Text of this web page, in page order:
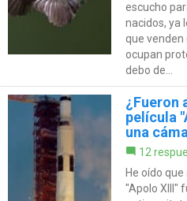
escucho
nacidos, ya
que
ocupan
debo de...
¿Fueron
película
una
12
He oído
"Apolo XIII"